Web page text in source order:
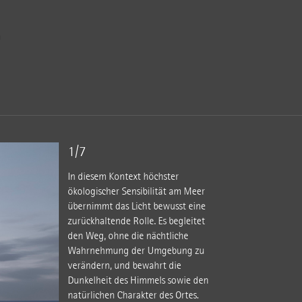
1/7
In diesem Kontext höchster
ökologischer Sensibilität am Meer
übernimmt das Licht bewusst eine
zurückhaltende Rolle. Es begleitet
den Weg, ohne die nächtliche
Wahrnehmung der Umgebung zu
verändern, und bewahrt die
Dunkelheit des Himmels sowie den
natürlichen Charakter des Ortes.